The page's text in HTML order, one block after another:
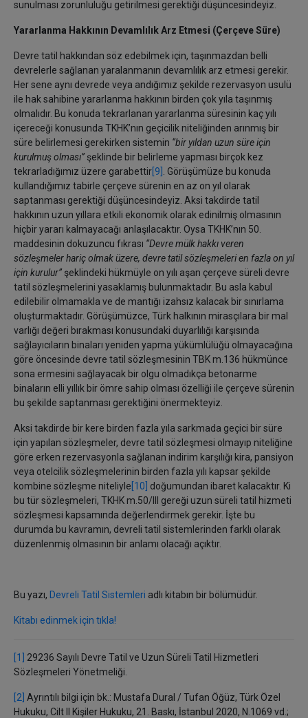
sunulması zorunluluğu getirilmesi gerektiği düşüncesindeyiz.
Yararlanma Hakkının Devamlılık Arz Etmesi (Çerçeve Süre)
Devre tatil hakkından söz edebilmek için, taşınmazdan belli
devrelerle sağlanan yaralanmanın devamlılık arz etmesi gerekir.
Her sene aynı devrede veya andığımız şekilde rezervasyon usulü
ile hak sahibine yararlanma hakkının birden çok yıla taşınmış
olmalıdır. Bu konuda tekrarlanan yararlanma süresinin kaç yılı
içereceği konusunda TKHK’nın geçicilik niteliğinden arınmış bir
süre belirlemesi gerekirken sistemin ‘‘bir yıldan uzun süre için
kurulmuş olması’’ şeklinde bir belirleme yapması birçok kez
tekrarladığımız üzere garabettir [9]
. Görüşümüze bu konuda
kullandığımız tabirle çerçeve sürenin en az on yıl olarak
saptanması gerektiği düşüncesindeyiz. Aksi takdirde tatil
hakkının uzun yıllara etkili ekonomik olarak edinilmiş olmasının
hiçbir yararı kalmayacağı anlaşılacaktır. Oysa TKHK’nın 50.
maddesinin dokuzuncu fıkrası ‘‘Devre mülk hakkı veren
sözleşmeler hariç olmak üzere, devre tatil sözleşmeleri en fazla on yıl
için kurulur’’ şeklindeki hükmüyle on yılı aşan çerçeve süreli devre
tatil sözleşmelerini yasaklamış bulunmaktadır. Bu asla kabul
edilebilir olmamakla ve de mantığı izahsız kalacak bir sınırlama
oluşturmaktadır. Görüşümüzce, Türk halkının mirasçılara bir mal
varlığı değeri bırakması konusundaki duyarlılığı karşısında
sağlayıcıların binaları yeniden yapma yükümlülüğü olmayacağına
göre öncesinde devre tatil sözleşmesinin TBK m.136 hükmünce
sona ermesini sağlayacak bir olgu olmadıkça betonarme
binaların elli yıllık bir ömre sahip olması özelliği ile çerçeve sürenin
bu şekilde saptanması gerektiğini önermekteyiz.
Aksi takdirde bir kere birden fazla yıla sarkmada geçici bir süre
için yapılan sözleşmeler, devre tatil sözleşmesi olmayıp niteliğine
göre erken rezervasyonla sağlanan indirim karşılığı kira, pansiyon
veya otelcilik sözleşmelerinin birden fazla yılı kapsar şekilde
kombine sözleşme niteliyle [10] doğumundan ibaret kalacaktır. Ki
bu tür sözleşmeleri, TKHK m.50/III gereği uzun süreli tatil hizmeti
sözleşmesi kapsamında değerlendirmek gerekir. İşte bu
durumda bu kavramın, devreli tatil sistemlerinden farklı olarak
düzenlenmiş olmasının bir anlamı olacağı açıktır.
Bu yazı, Devreli Tatil Sistemleri adlı kitabın bir bölümüdür.
Kitabı edinmek için tıkla!
[1]
29236 Sayılı Devre Tatil ve Uzun Süreli Tatil Hizmetleri
Sözleşmeleri Yönetmeliği.
[2] Ayrıntılı bilgi için bk.: Mustafa Dural / Tufan Öğüz, Türk Özel
Hukuku, Cilt II Kişiler Hukuku, 21. Baskı, İstanbul 2020, N.1069 vd.;